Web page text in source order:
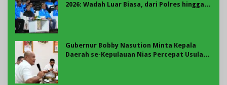
2026: Wadah Luar Biasa, dari Polres hingga
Gubernur Bobby Nasution Minta Kepala
Daerah se-Kepulauan Nias Percepat Usulan